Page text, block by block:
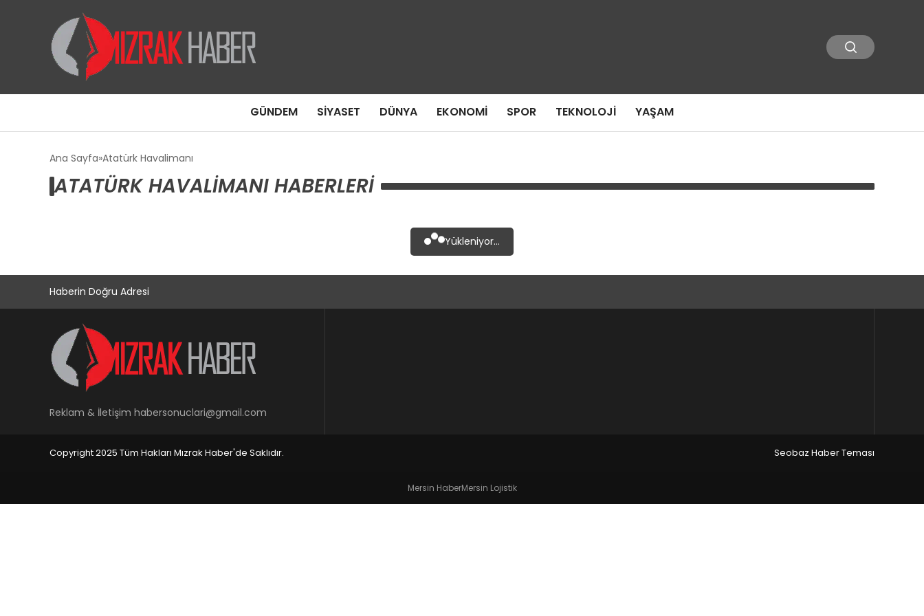
GÜNDEM SIYASET DÜNYA EKONOMI SPOR TEKNOLOJI YAŞAM
Ana Sayfa Atatürk Havalimanı
ATATÜRK HAVALIMANI HABERLERI
Yükleniyor...
Haberin Doğru Adresi
Reklam & İletişim habersonuclari@gmail.com
Copyright 2025 Tüm Hakları Mızrak Haber'de Saklıdır. Seobaz Haber Teması
Mersin HaberMersin Lojistik